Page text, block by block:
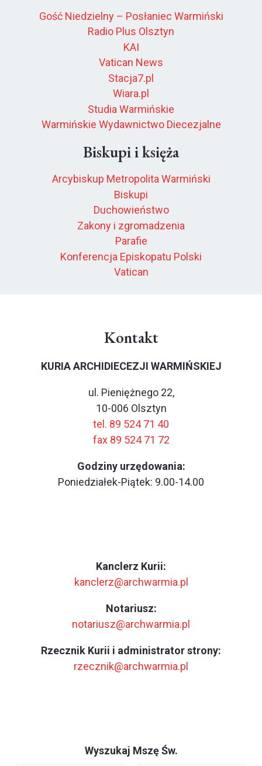
Gość Niedzielny – Posłaniec Warmiński
Radio Plus Olsztyn
KAI
Vatican News
Stacja7.pl
Wiara.pl
Studia Warmińskie
Warmińskie Wydawnictwo Diecezjalne
Biskupi i księża
Arcybiskup Metropolita Warmiński
Biskupi
Duchowieństwo
Zakony i zgromadzenia
Parafie
Konferencja Episkopatu Polski
Vatican
Kontakt
KURIA ARCHIDIECEZJI WARMIŃSKIEJ
ul. Pieniężnego 22,
10-006 Olsztyn
tel. 89 524 71 40
fax 89 524 71 72
Godziny urzędowania:
Poniedziałek-Piątek: 9.00-14.00
Kanclerz Kurii:
kanclerz@archwarmia.pl
Notariusz:
notariusz@archwarmia.pl
Rzecznik Kurii i administrator strony:
rzecznik@archwarmia.pl
Wyszukaj Mszę Św.